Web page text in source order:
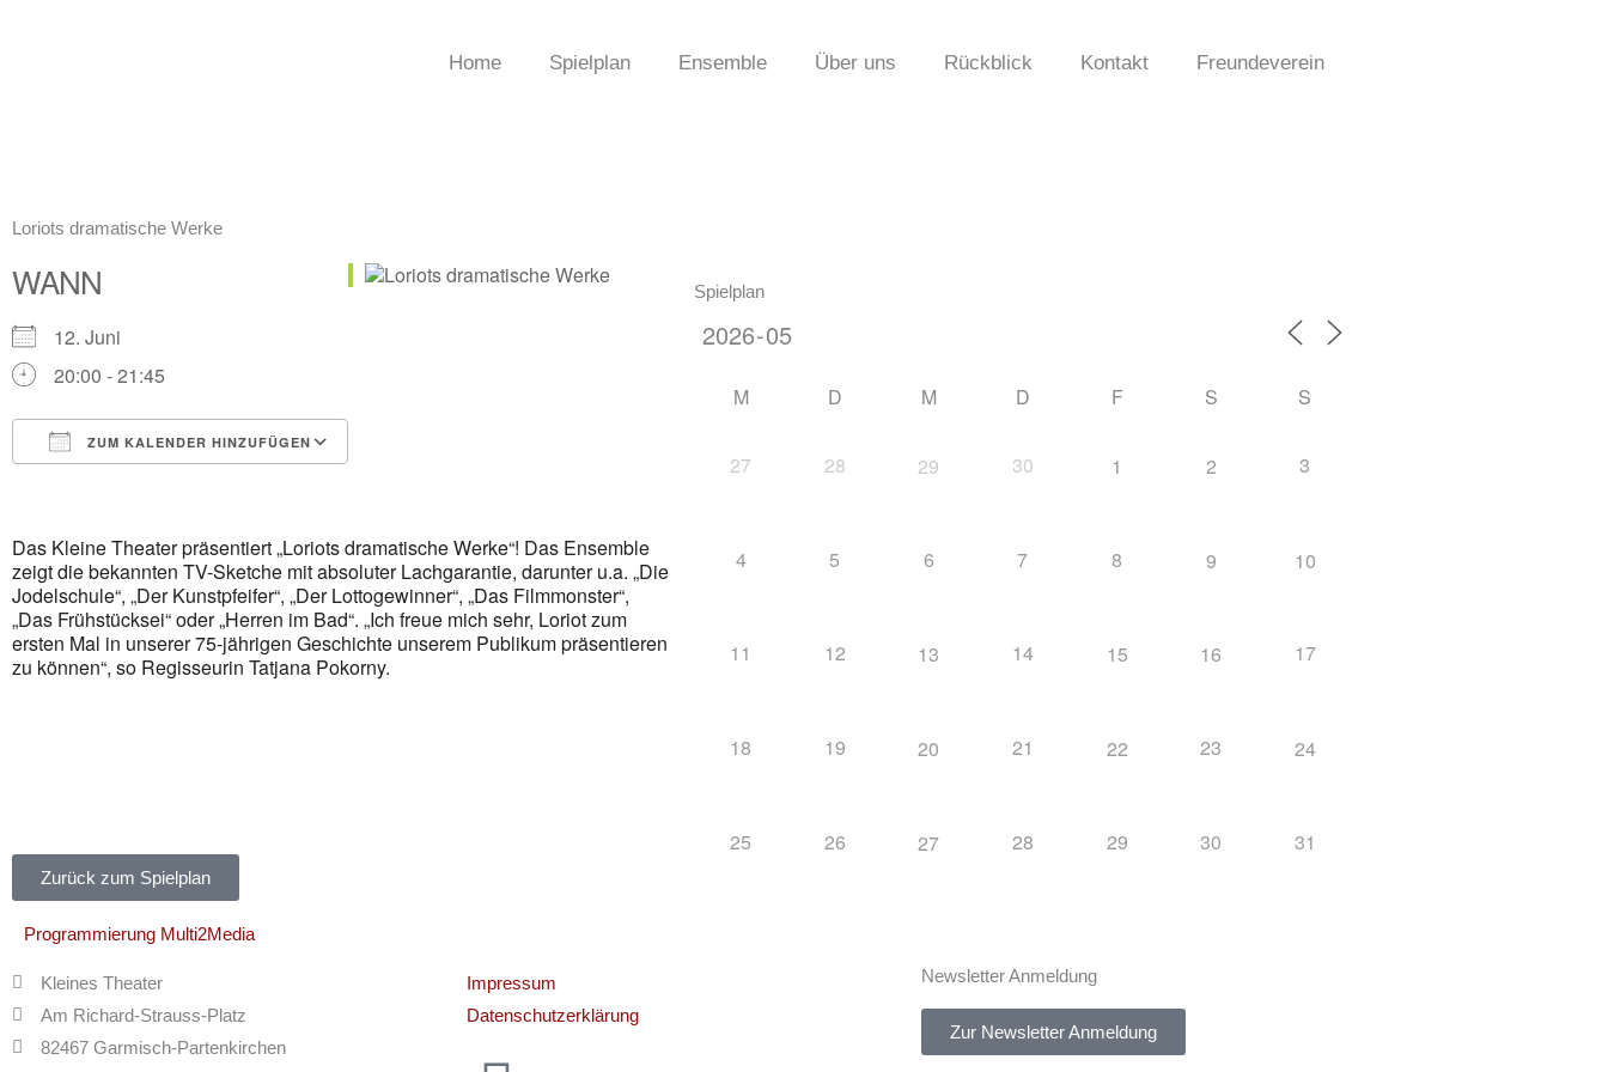
Home Spielplan Ensemble Über uns Rückblick Kontakt Freundeverein
Loriots dramatische Werke
WANN
12. Juni
20:00 - 21:45
ZUM KALENDER HINZUFÜGEN
Das Kleine Theater präsentiert „Loriots dramatische Werke“! Das Ensemble
zeigt die bekannten TV-Sketche mit absoluter Lachgarantie, darunter u.a. „Die
Jodelschule“, „Der Kunstpfeifer“, „Der Lottogewinner“, „Das Filmmonster“,
„Das Frühstücksei“ oder „Herren im Bad“. „Ich freue mich sehr, Loriot zum
ersten Mal in unserer 75-jährigen Geschichte unserem Publikum präsentieren
zu können“, so Regisseurin Tatjana Pokorny.
Zurück zum Spielplan
Spielplan
M D M D F S S
27 28 29 30 1 2 3
4 5 6 7 8 9 10
11 12 13 14 15 16 17
18 19 20 21 22 23 24
25 26 27 28 29 30 31
Programmierung Multi2Media
Kleines Theater
Am Richard-Strauss-Platz
82467 Garmisch-Partenkirchen
Impressum
Datenschutzerklärung
Newsletter Anmeldung
Zur Newsletter Anmeldung